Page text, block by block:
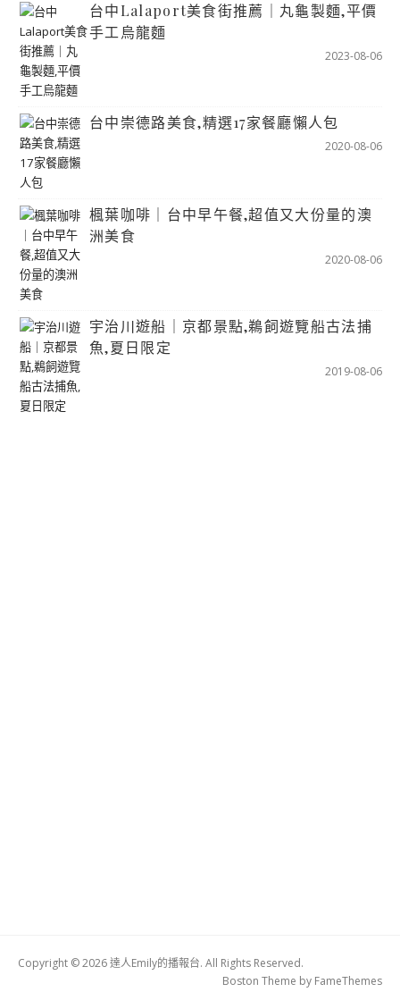
台中Lalaport美食街推薦｜丸龜製麵,平價
手工烏龍麵
2023-08-06
台中崇德路美食,精選17家餐廳懶人包
2020-08-06
楓葉咖啡｜台中早午餐,超值又大份量的澳
洲美食
2020-08-06
宇治川遊船｜京都景點,鵜飼遊覽船古法捕
魚,夏日限定
2019-08-06
Copyright © 2026 達人Emily的播報台. All Rights Reserved.
Boston Theme by FameThemes